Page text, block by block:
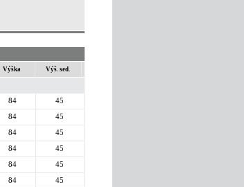
Výška Výš. sed.
84 45
84 45
84 45
84 45
84 45
84 45